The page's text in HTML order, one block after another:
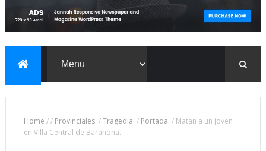
Home // Provinciales. /Tragedia. / Portada. / Matan a un joven
en Villa Central de Barahona.